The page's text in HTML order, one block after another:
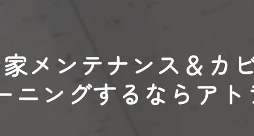
ォーム
メンテナンス＆カ
ニングするならアト